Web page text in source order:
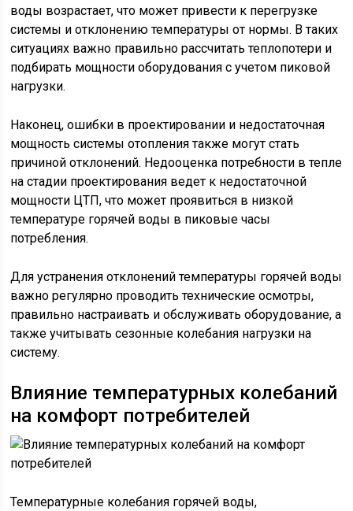
воды возрастает, что может привести к перегрузке
системы и отклонению температуры от нормы. В таких
ситуациях важно правильно рассчитать теплопотери и
подбирать мощности оборудования с учетом пиковой
нагрузки.
Наконец, ошибки в проектировании и недостаточная
мощность системы отопления также могут стать
причиной отклонений. Недооценка потребности в тепле
на стадии проектирования ведет к недостаточной
мощности ЦТП, что может проявиться в низкой
температуре горячей воды в пиковые часы
потребления.
Для устранения отклонений температуры горячей воды
важно регулярно проводить технические осмотры,
правильно настраивать и обслуживать оборудование, а
также учитывать сезонные колебания нагрузки на
систему.
Влияние температурных колебаний
на комфорт потребителей
Температурные колебания горячей воды,